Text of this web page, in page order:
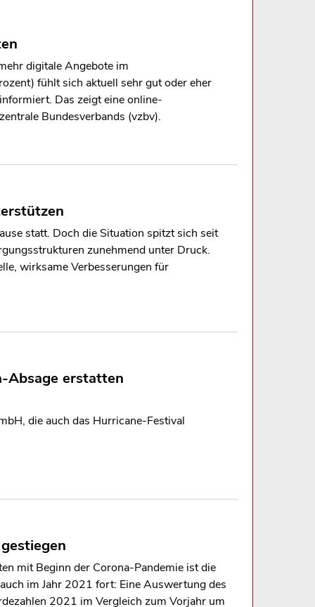
digitale Angebote im
fühlt sich aktuell sehr gut oder eher
Das zeigt eine online-
Bundesverbands (vzbv).
statt. Doch die Situation spitzt sich seit
zunehmend unter Druck.
wirksame Verbesserungen für
Absage erstatten
die auch das Hurricane-Festival
mit Beginn der Corona-Pandemie ist die
im Jahr 2021 fort: Eine Auswertung des
2021 im Vergleich zum Vorjahr um